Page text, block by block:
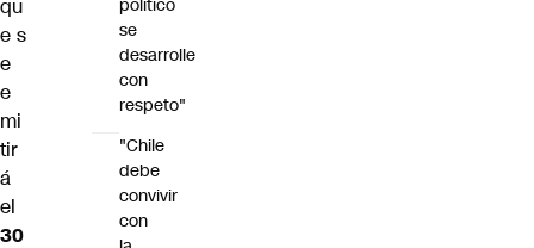
qu
e s
e
e
mi
tir
á
el
30
político
se
desarrolle
con
respeto"
"Chile
debe
convivir
con